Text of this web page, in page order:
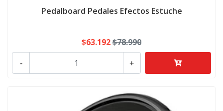
Pedalboard Pedales Efectos Estuche
$63.192$78.990
+
-